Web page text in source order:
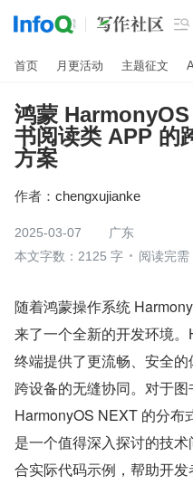

首页 月更活动 主题征文
鸿蒙
书阅读类 APP 的
方案
作者： chengxujianke
2025-03-07
广东
本文字数：2125 字
阅读完需
随着鸿蒙操作系统
来了一个全新的开发环境
终端提供了更流畅、安全
跨设备的无缝协同。对于
HarmonyOS NEXT 的分布
是一个值得深入探讨的技
合实际代码示例，帮助开